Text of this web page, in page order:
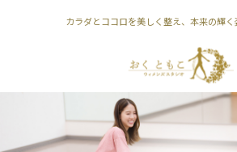
カラダとココロを美しく整え、本来の輝